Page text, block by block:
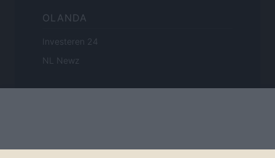
OLANDA
Investeren 24
NL Newz